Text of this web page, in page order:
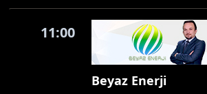
11:00
Beyaz Enerji